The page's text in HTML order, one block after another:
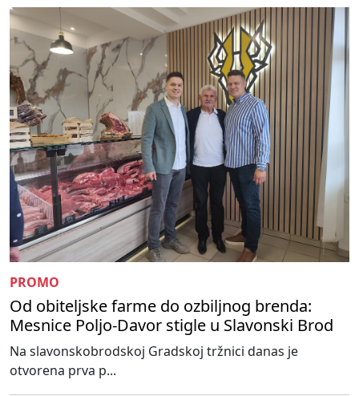
PROMO
Od obiteljske farme do ozbiljnog brenda:
Mesnice Poljo-Davor stigle u Slavonski Brod
Na slavonskobrodskoj Gradskoj tržnici danas je
otvorena prva p...